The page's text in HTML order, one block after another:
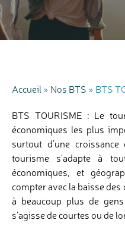
Accueil » Nos BTS » BTS
BTS TOURISME : Le
économiques les plus
surtout d’une
tourisme s’adapte à
économiques, et
compter avec la baisse
à beaucoup plus de
s’agisse de courtes ou de